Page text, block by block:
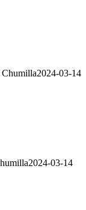
Chumilla2024-03-14
2024-03-14